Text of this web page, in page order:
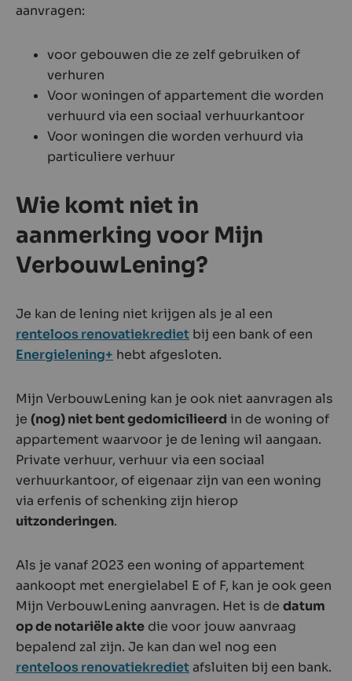
aanvragen:
voor gebouwen die ze zelf gebruiken of
verhuren
Voor woningen of appartement die worden
verhuurd via een sociaal verhuurkantoor
Voor woningen die worden verhuurd via
particuliere verhuur
Wie komt niet in
aanmerking voor Mijn
VerbouwLening?
Je kan de lening niet krijgen als je al een
renteloos renovatiekrediet bij een bank of een
Energielening+ hebt afgesloten.
Mijn VerbouwLening kan je ook niet aanvragen als
je (nog) niet bent gedomicilieerd in de woning of
appartement waarvoor je de lening wil aangaan.
Private verhuur, verhuur via een sociaal
verhuurkantoor, of eigenaar zijn van een woning
via erfenis of schenking zijn hierop
uitzonderingen.
Als je vanaf 2023 een woning of appartement
aankoopt met energielabel E of F, kan je ook geen
Mijn VerbouwLening aanvragen. Het is de datum
op de notariële akte die voor jouw aanvraag
bepalend zal zijn. Je kan dan wel nog een
renteloos renovatiekredietafsluiten bij een bank.